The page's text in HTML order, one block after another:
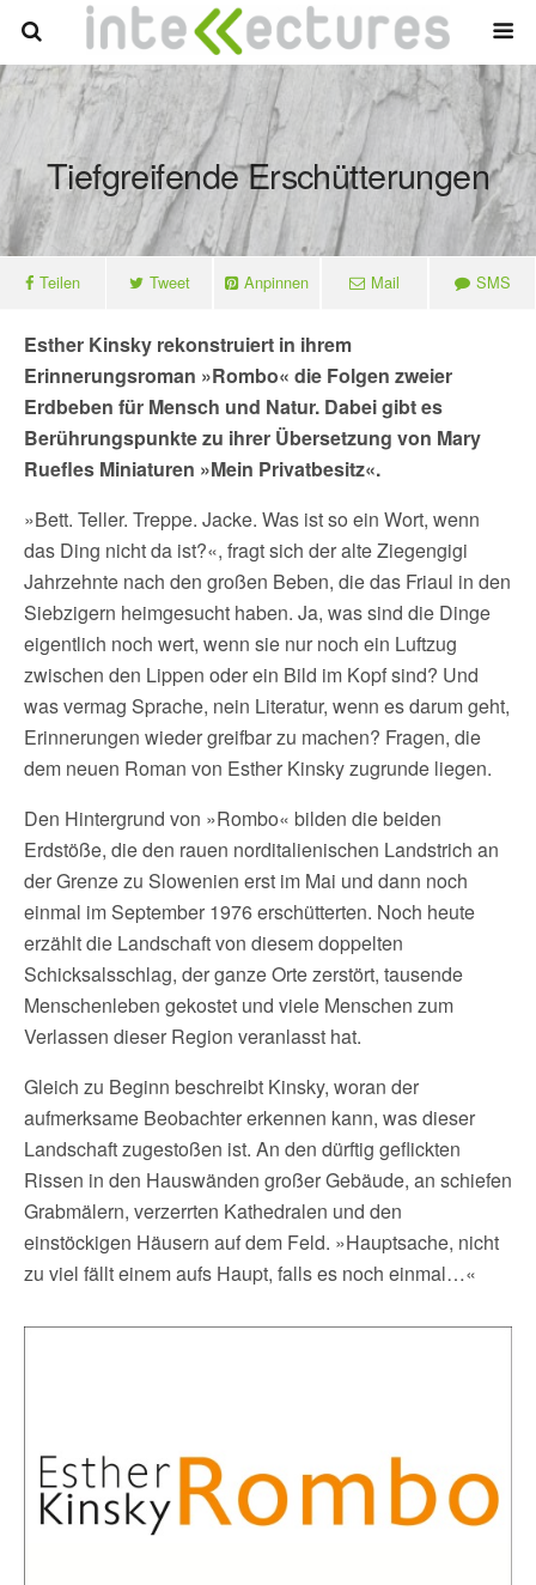
Tiefgreifende Erschütterungen
Teilen Tweet Anpinnen Mail SMS
Esther Kinsky rekonstruiert in ihrem
Erinnerungsroman »Rombo« die Folgen zweier
Erdbeben für Mensch und Natur. Dabei gibt es
Berührungspunkte zu ihrer Übersetzung von Mary
Ruefles Miniaturen »Mein Privatbesitz«.
»Bett. Teller. Treppe. Jacke. Was ist so ein Wort, wenn
das Ding nicht da ist?«, fragt sich der alte Ziegengigi
Jahrzehnte nach den großen Beben, die das Friaul in den
Siebzigern heimgesucht haben. Ja, was sind die Dinge
eigentlich noch wert, wenn sie nur noch ein Luftzug
zwischen den Lippen oder ein Bild im Kopf sind? Und
was vermag Sprache, nein Literatur, wenn es darum geht,
Erinnerungen wieder greifbar zu machen? Fragen, die
dem neuen Roman von Esther Kinsky zugrunde liegen.
Den Hintergrund von »Rombo« bilden die beiden
Erdstöße, die den rauen norditalienischen Landstrich an
der Grenze zu Slowenien erst im Mai und dann noch
einmal im September 1976 erschütterten. Noch heute
erzählt die Landschaft von diesem doppelten
Schicksalsschlag, der ganze Orte zerstört, tausende
Menschenleben gekostet und viele Menschen zum
Verlassen dieser Region veranlasst hat.
Gleich zu Beginn beschreibt Kinsky, woran der
aufmerksame Beobachter erkennen kann, was dieser
Landschaft zugestoßen ist. An den dürftig geflickten
Rissen in den Hauswänden großer Gebäude, an schiefen
Grabmälern, verzerrten Kathedralen und den
einstöckigen Häusern auf dem Feld. »Hauptsache, nicht
zu viel fällt einem aufs Haupt, falls es noch einmal…«